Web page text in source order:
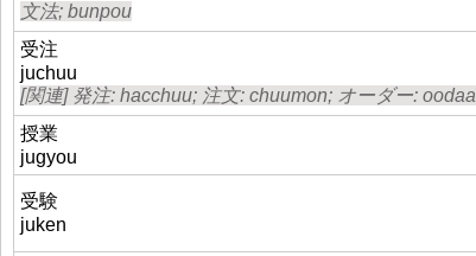
文法; bunpou
受注
juchuu
[関連] 発注: hacchuu; 注文: chuumon; オーダー: oodaa
授業
jugyou
受験
juken